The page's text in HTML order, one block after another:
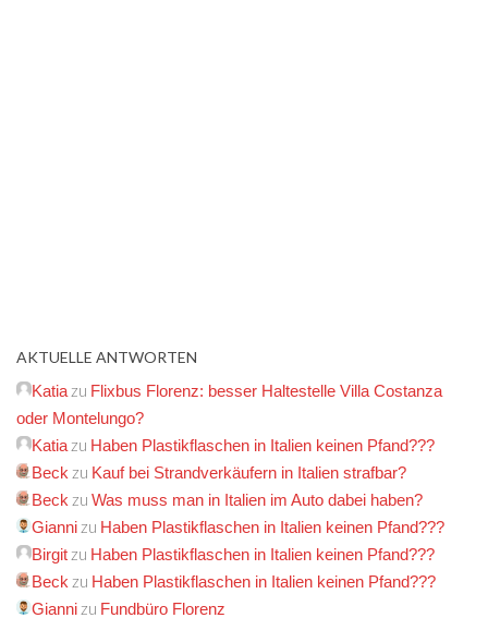
AKTUELLE ANTWORTEN
Katia zu Flixbus Florenz: besser Haltestelle Villa Costanza
oder Montelungo?
Katia zu Haben Plastikflaschen in Italien keinen Pfand???
Beck zu Kauf bei Strandverkäufern in Italien strafbar?
Beck zu Was muss man in Italien im Auto dabei haben?
Gianni zu Haben Plastikflaschen in Italien keinen Pfand???
Birgit zu Haben Plastikflaschen in Italien keinen Pfand???
Beck zu Haben Plastikflaschen in Italien keinen Pfand???
Gianni zu Fundbüro Florenz